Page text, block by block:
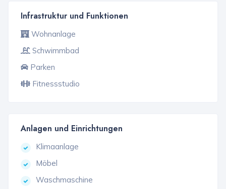
Infrastruktur und Funktionen
Wohnanlage
Schwimmbad
Parken
Fitnessstudio
Anlagen und Einrichtungen
Klimaanlage
Möbel
Waschmaschine